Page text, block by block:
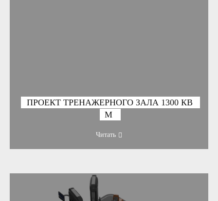
ПРОЕКТ ТРЕНАЖЕРНОГО ЗАЛА 1300 КВ
М
Читать